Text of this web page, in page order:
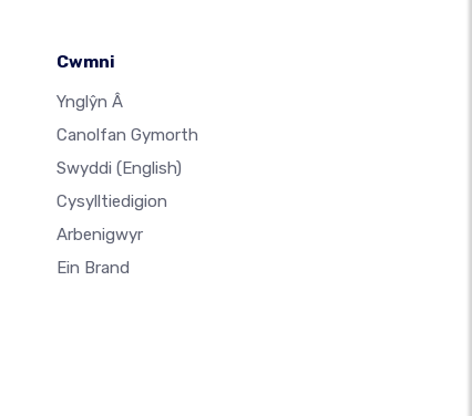
Cwmni
Ynglŷn Â
Canolfan Gymorth
Swyddi (English)
Cysylltiedigion
Arbenigwyr
Ein Brand